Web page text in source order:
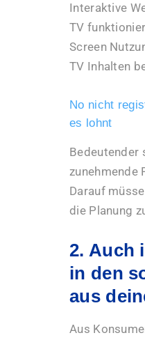
Interaktive
TV
Screen
TV Inhalten
No nicht
es lohnt
Bedeutender
zunehmende
Darauf
die Planung
2. Auch
in den
aus
Aus